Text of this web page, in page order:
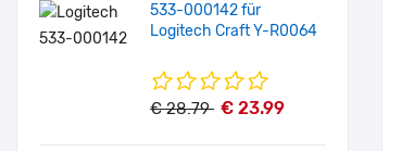
533-000142 für
Logitech Craft Y-R0064
€ 28.79 € 23.99